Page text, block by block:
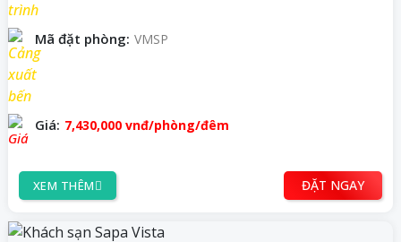
Mã đặt phòng: VMSP
Giá: 7,430,000 vnđ/phòng/đêm
XEM THÊM ĐẶT NGAY